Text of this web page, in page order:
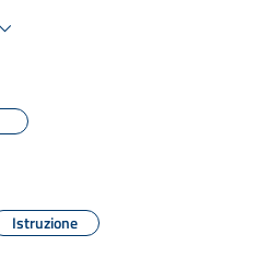
Istruzione